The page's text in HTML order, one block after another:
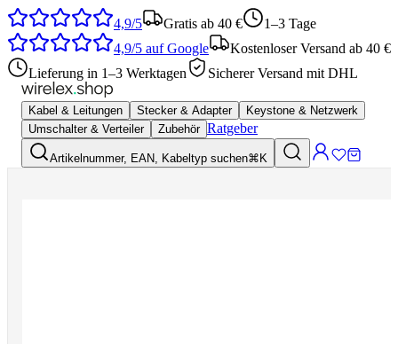
4,9/5 Gratis ab 40 €
1–3 Tage
4,9/5 auf Google
Kostenloser Versand ab 40 €
Lieferung in 1–3 Werktagen
Sicherer Versand mit DHL
Kabel & Leitungen Stecker & Adapter
Keystone & Netzwerk
Umschalter & Verteiler
Zubehör Ratgeber
Artikelnummer, EAN, Kabeltyp suchen⌘K